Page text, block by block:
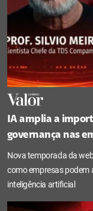
IA amplia a
governança nas
Nova temporada da
como empresas podem
inteligência artificial